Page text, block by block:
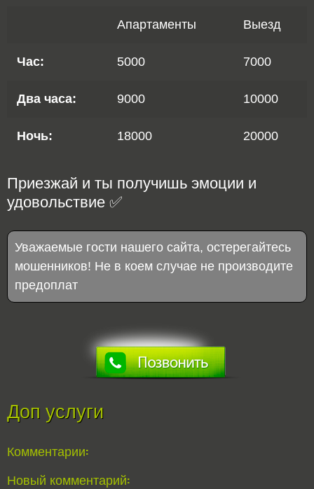
Апартаменты Выезд
Час: 5000 7000
Два часа: 9000 10000
Ночь: 18000 20000
Приезжай и ты получишь эмоции и
удовольствие ✅
Уважаемые гости нашего сайта, остерегайтесь
мошенников! Не в коем случае не производите
предоплат
Доп услуги
Комментарии:
Новый комментарий: